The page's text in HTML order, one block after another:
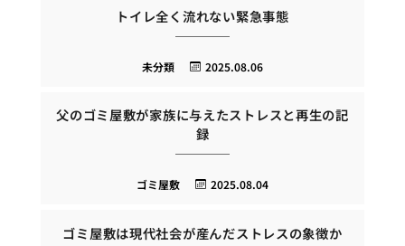
トイレ全く流れない緊急事態
2025.08.06
未分類
父のゴミ屋敷が家族に与えたストレスと再生の記
録
2025.08.04
ゴミ屋敷
ゴミ屋敷は現代社会が産んだストレスの象徴か